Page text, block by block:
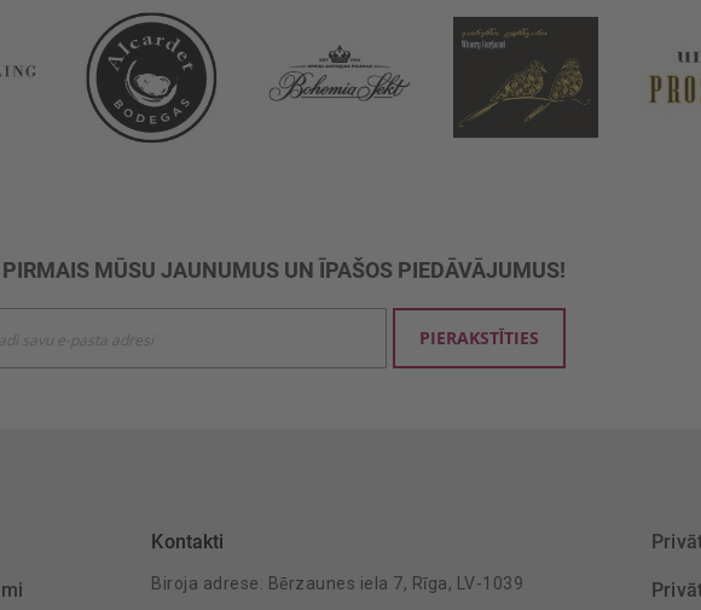
MŪSU JAUNUMUS UN ĪPAŠOS PIEDĀVĀJUMUS!
PIERAKSTĪTIES
Kontakti
Biroja adrese: Bērzaunes iela 7, Rīga, LV-1039